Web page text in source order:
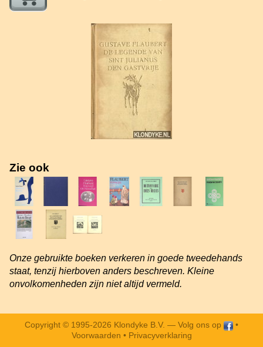
Zie ook
Onze gebruikte boeken verkeren in goede tweedehands
staat, tenzij hierboven anders beschreven. Kleine
onvolkomenheden zijn niet altijd vermeld.
Copyright © 1995-2026 Klondyke B.V. — Volg ons op
•
Voorwaarden • Privacyverklaring